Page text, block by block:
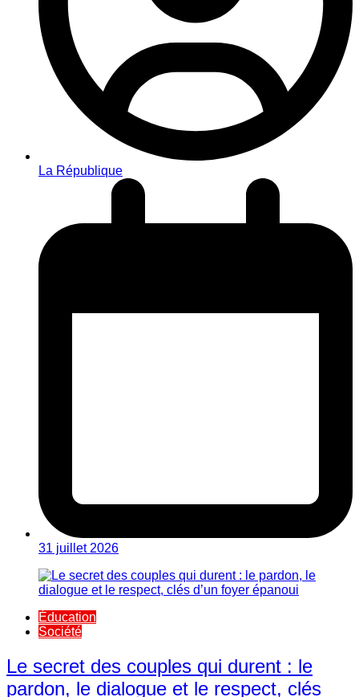
La République
31 juillet 2026
Éducation
Société
Le secret des couples qui durent : le
pardon, le dialogue et le respect, clés